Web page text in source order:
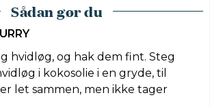
Sådan gør du
hvidløg, og hak dem fint. Steg
i kokosolie i en gryde, til
let sammen, men ikke tager